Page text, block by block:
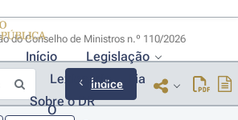
Início
Legislação
Lexionário
Lia
Sobre o DR
O
Índice